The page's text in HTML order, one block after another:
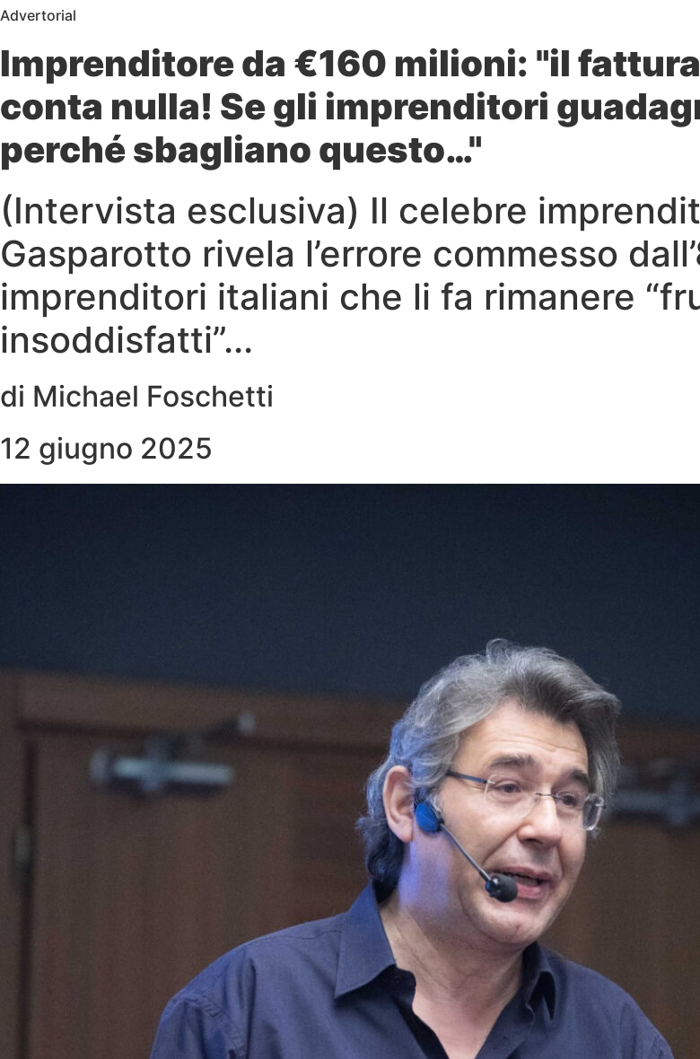
Advertorial
Imprenditore da €160 milioni: "il
conta nulla! Se gli imprenditori
perché sbagliano questo…"
(Intervista esclusiva) Il celebre
Gasparotto rivela l’errore commesso
imprenditori italiani che li fa rimanere
insoddisfatti”...
di Michael Foschetti
12 giugno 2025